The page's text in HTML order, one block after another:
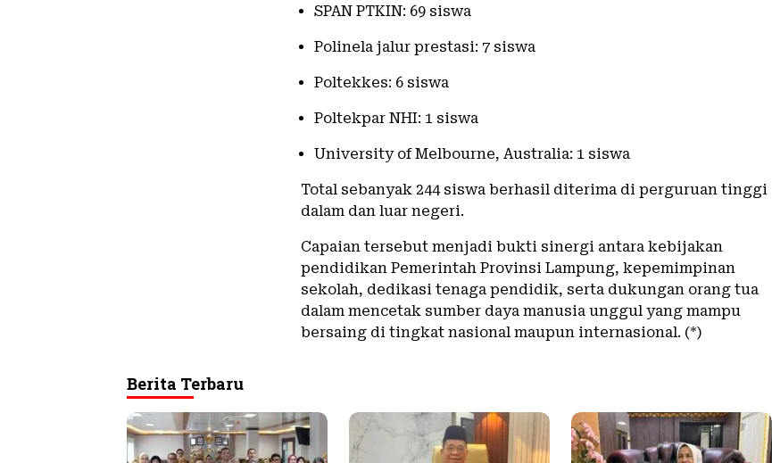
SPAN PTKIN: 69 siswa
Polinela jalur prestasi: 7 siswa
Poltekkes: 6 siswa
Poltekpar NHI: 1 siswa
University of Melbourne, Australia: 1 siswa
Total sebanyak 244 siswa berhasil diterima di perguruan tinggi
dalam dan luar negeri.
Capaian tersebut menjadi bukti sinergi antara kebijakan
pendidikan Pemerintah Provinsi Lampung, kepemimpinan
sekolah, dedikasi tenaga pendidik, serta dukungan orang tua
dalam mencetak sumber daya manusia unggul yang mampu
bersaing di tingkat nasional maupun internasional. (*)
Berita Terbaru